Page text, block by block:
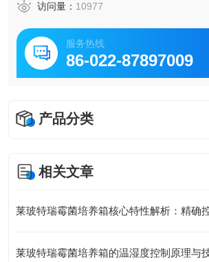
访问量： 10977
服务热线
86-022-87897009
产品分类
相关文章
莱玻特瑞霉菌培养箱的温湿度控制原理与